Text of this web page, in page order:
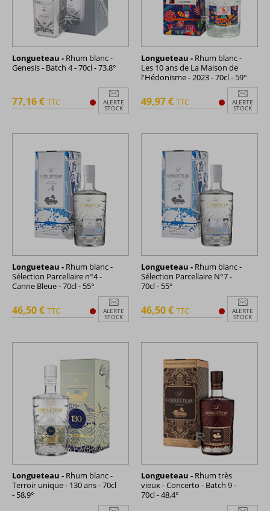
Longueteau - Rhum blanc -
Genesis - Batch 4 - 70cl - 73.8°
ALERTE
STOCK
77,16 € TTC
Longueteau - Rhum blanc -
Les 10 ans de La Maison de
l'Hédonisme - 2023 - 70cl - 59°
ALERTE
STOCK
49,97 € TTC
Longueteau - Rhum blanc -
Sélection Parcellaire n°4 -
Canne Bleue - 70cl - 55°
ALERTE
STOCK
46,50 € TTC
Longueteau - Rhum blanc -
Sélection Parcellaire N°7 -
70cl - 55°
ALERTE
STOCK
46,50 € TTC
Longueteau - Rhum blanc -
Terroir unique - 130 ans - 70cl
- 58,9°
Longueteau - Rhum très
vieux - Concerto - Batch 9 -
70cl - 48,4°